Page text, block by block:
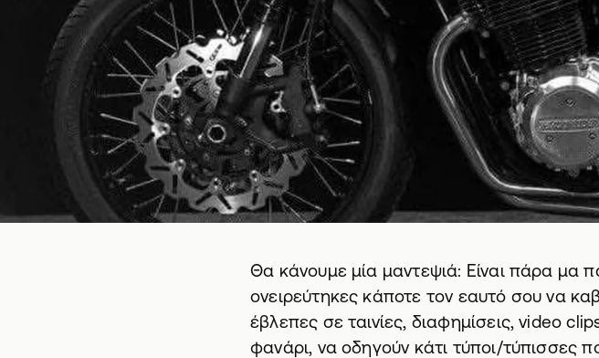
Θα κάνουμε μία μαντεψιά: Είναι πάρα μα
ονειρεύτηκες κάποτε τον εαυτό σου να
έβλεπες σε ταινίες, διαφημίσεις, video
φανάρι, να οδηγούν κάτι τύποι/τύπισσες